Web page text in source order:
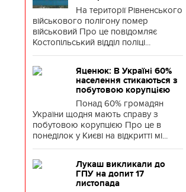
На території Рівненського
військового полігону помер
військовий Про це повідомляє
Костопільський відділ поліці...
Яценюк: В Україні 60%
населення стикаються з
побутовою корупцією
Понад 60% громадян
України щодня мають справу з
побутовою корупцією Про це в
понеділок у Києві на відкритті мі...
Лукаш викликали до
ГПУ на допит 17
листопада